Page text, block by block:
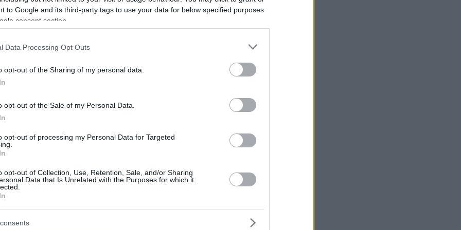
to Google and its third-party tags to use your data for below specified purposes
consent section.
Data Processing Opt Outs
opt-out of the Sharing of my personal data.
opt-out of the Sale of my Personal Data.
opt-out of processing my Personal Data for Targeted
opt-out of Collection, Use, Retention, Sale, and/or Sharing
Data that Is Unrelated with the Purposes for which it
Με τρώει η αδικία!
Με κράτησε ο κόσμος αλλά κράτησε και την
την Σοφία», λέει με παράπονο η παίκτρια
22
Το επίμαχο απόσπασμα
Μαρία και Ραμόνα
για τους γκέι και τον Θέμη
είχε πει για τους ομοφυλόφιλους
2